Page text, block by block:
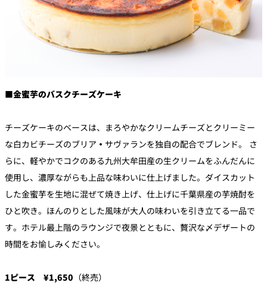
■金蜜芋のバスクチーズケーキ
チーズケーキのベースは、まろやかなクリームチーズとクリーミー
な白カビチーズのブリア ・ サヴァランを独自の配合でブレンド。 さ
らに、軽やかでコクのある九州大牟田産の生クリームをふんだんに
使用し、濃厚ながらも上品な味わいに仕上げました。ダイスカット
した金蜜芋を生地に混ぜて焼き上げ、仕上げに千葉県産の芋焼酎を
ひと吹き。ほんのりとした風味が大人の味わいを引き立てる一品で
す。ホテル最上階のラウンジで夜景とともに、贅沢な〆デザートの
時間をお愉しみください。
1ピース ¥1,650 （終売）